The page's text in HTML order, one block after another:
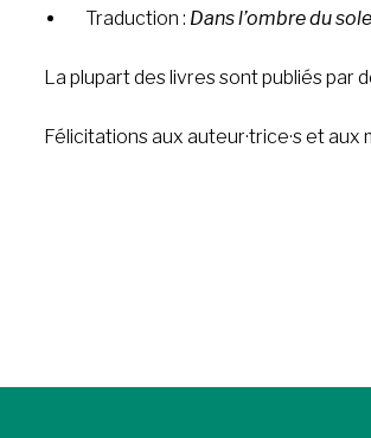
Traduction : Dans l’ombre du
La plupart des livres sont publiés par
Félicitations aux auteur·trice·s et